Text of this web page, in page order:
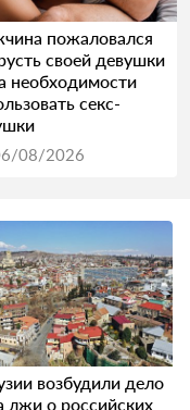
пожаловался
своей девушки
необходимости
секс-
08/2026
возбудили дело
лжи о российских